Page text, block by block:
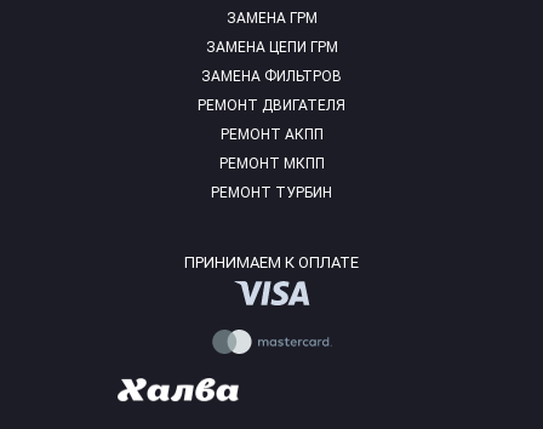
ЗАМЕНА ГРМ
ЗАМЕНА ЦЕПИ ГРМ
ЗАМЕНА ФИЛЬТРОВ
РЕМОНТ ДВИГАТЕЛЯ
РЕМОНТ АКПП
РЕМОНТ МКПП
РЕМОНТ ТУРБИН
ПРИНИМАЕМ К ОПЛАТЕ